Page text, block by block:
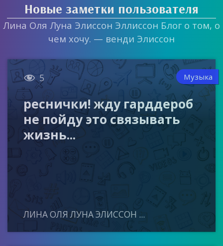
Новые заметки пользователя
Лина Оля Луна Элиссон Эллиссон Блог о том, о
чем хочу. — венди Элиссон
 5 Музыка
реснички! жду гарддероб
не пойду это связывать
жизнь...
ЛИНА ОЛЯ ЛУНА ЭЛИССОН ...